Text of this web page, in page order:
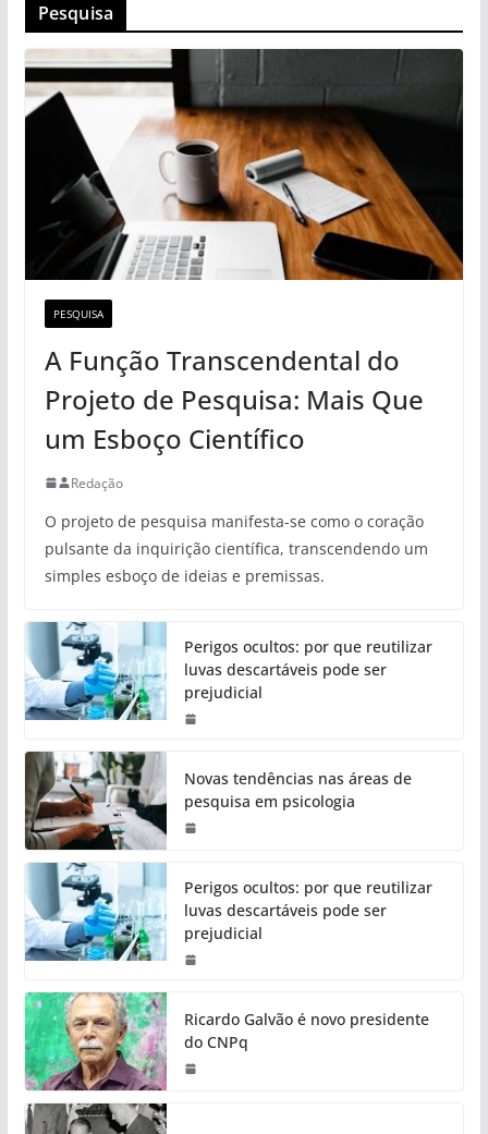
Pesquisa
PESQUISA
A Função Transcendental do
Projeto de Pesquisa: Mais Que
um Esboço Científico
Redação
O projeto de pesquisa manifesta-se como o coração
pulsante da inquirição científica, transcendendo um
simples esboço de ideias e premissas.
Perigos ocultos: por que reutilizar
luvas descartáveis pode ser
prejudicial
Novas tendências nas áreas de
pesquisa em psicologia
Perigos ocultos: por que reutilizar
luvas descartáveis pode ser
prejudicial
Ricardo Galvão é novo presidente
do CNPq